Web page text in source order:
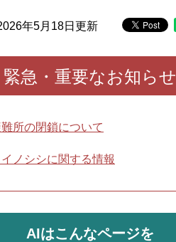
年5月18日更新
緊急・重要なお知らせ
所の閉鎖について
ノシシに関する情報
AIはこんなページを